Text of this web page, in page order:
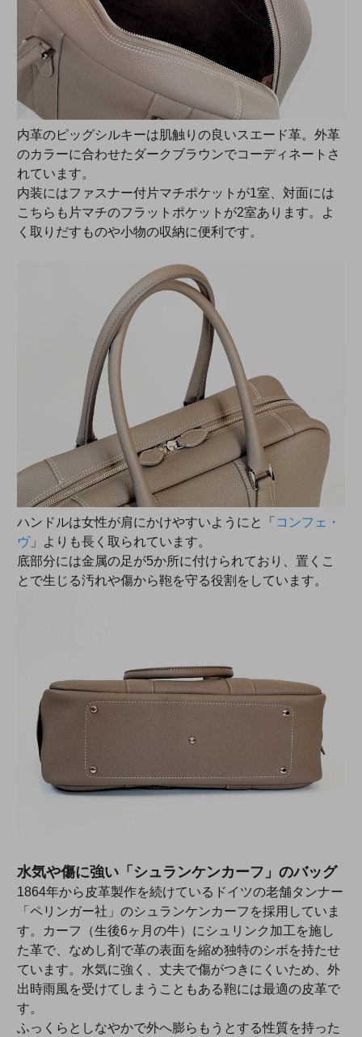
内革のピッグシルキーは肌触りの良いスエード革。外革
のカラーに合わせたダークブラウンでコーディネートさ
れています。
内装にはファスナー付片マチポケットが1室、対面には
こちらも片マチのフラットポケットが2室あります。よ
く取りだすものや小物の収納に便利です。
ハンドルは女性が肩にかけやすいようにと「 コンフェ・
ヴ」よりも長く取られています。
底部分には金属の足が5か所に付けられており、置くこ
とで生じる汚れや傷から鞄を守る役割をしています。
水気や傷に強い「シュランケンカーフ」のバッグ
1864年から皮革製作を続けているドイツの老舗タンナー
「ペリンガー社」のシュランケンカーフを採用していま
す。カーフ（生後6ヶ月の牛）にシュリンク加工を施し
た革で、なめし剤で革の表面を縮め独特のシボを持たせ
ています。水気に強く、丈夫で傷がつきにくいため、外
出時雨風を受けてしまうこともある鞄には最適の皮革で
す。
ふっくらとしなやかで外へ膨らもうとする性質を持った